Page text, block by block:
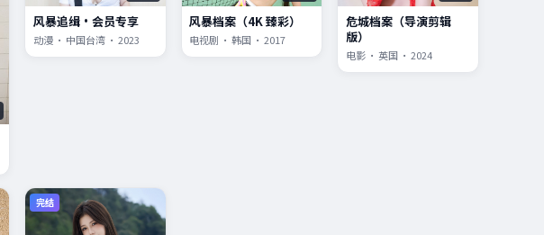
风暴追缉·会员专享
动漫 · 中国台湾 · 2023
风暴档案（4K 臻彩）
电视剧 · 韩国 · 2017
危城档案（导演剪辑
版）
电影 · 英国 · 2024
完结